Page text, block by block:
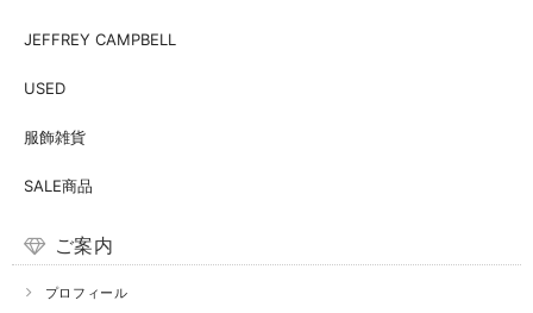
JEFFREY CAMPBELL
USED
服飾雑貨
SALE商品
ご案内
プロフィール